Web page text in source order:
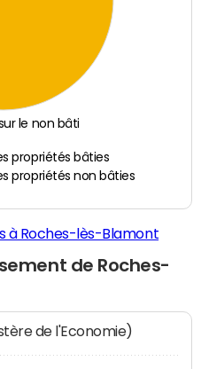
le non bâti
propriétés bâties
propriétés non bâties
à Roches-lès-Blamont
de Roches-
de l'Economie)